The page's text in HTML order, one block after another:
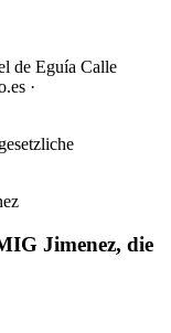
de Eguía Calle
·
Jimenez, die